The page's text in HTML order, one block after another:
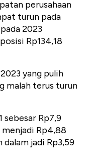
perusahaan
turun pada
2023
Rp134,18
yang pulih
malah terus turun
sebesar Rp7,9
Rp4,88
dalam jadi Rp3,59